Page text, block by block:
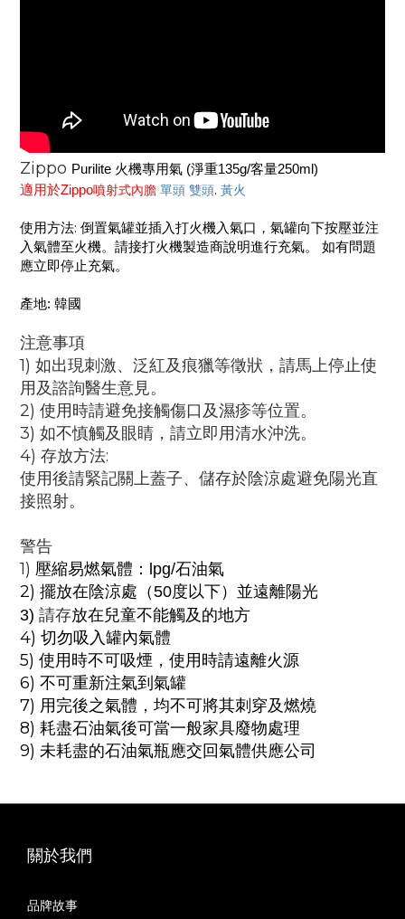
Zippo Purilite 火機專用氣 (淨重135g/客量250ml)
適用於Zippo噴射式內膽 單頭 雙頭. 黃火
使用方法: 倒置氣罐並插入打火機入氣口，氣罐向下按壓並注
入氣體至火機。請接打火機製造商說明進行充氣。 如有問題
應立即停止充氣。
產地: 韓國
注意事項
1) 如出現刺激、泛紅及痕獵等徵狀，請馬上停止使
用及諮詢醫生意見。
2) 使用時請避免接觸傷口及濕疹等位置。
3) 如不慎觸及眼睛，請立即用清水沖洗。
4) 存放方法:
使用後請緊記關上蓋子、儲存於陰涼處避免陽光直
接照射。
警告
1) 壓縮易燃氣體： lpg/石油氣
2) 擺放在陰涼處（50度以下）並遠離陽光
3) 請存放在兒童不能觸及的地方
4) 切勿吸入罐內氣體
5) 使用時不可吸煙， 使用時請遠離火源
6) 不可重新注氣到氣罐
7) 用完後之氣體，均不可將其刺穿及燃燒
8) 耗盡石油氣後可當一般家具廢物處理
9) 未耗盡的石油氣瓶應交回氣體供應公司
關於我們
品牌故事